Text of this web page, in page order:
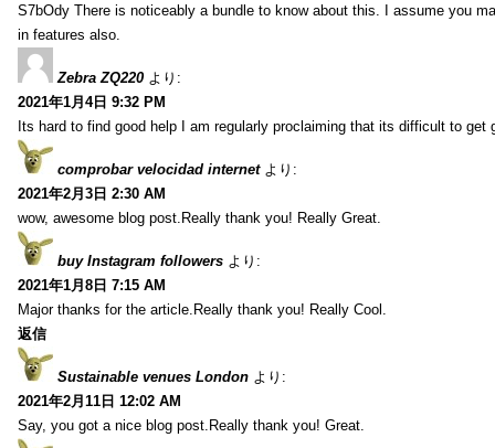
S7bOdy There is noticeably a bundle to know about this. I assume you
in features also.
Zebra ZQ220 より:
2021年1月4日 9:32 PM
Its hard to find good help I am regularly proclaiming that its difficult to get
comprobar velocidad internet より:
2021年2月3日 2:30 AM
wow, awesome blog post.Really thank you! Really Great.
buy Instagram followers より:
2021年1月8日 7:15 AM
Major thanks for the article.Really thank you! Really Cool.
返信
Sustainable venues London より:
2021年2月11日 12:02 AM
Say, you got a nice blog post.Really thank you! Great.